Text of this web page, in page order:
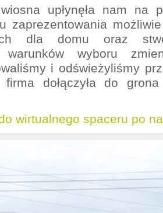
upłynęła nam na
zaprezentowania
dla domu oraz
warunków wyboru
i odświeżyliśmy
firma dołączyła do
wirtualnego spaceru po